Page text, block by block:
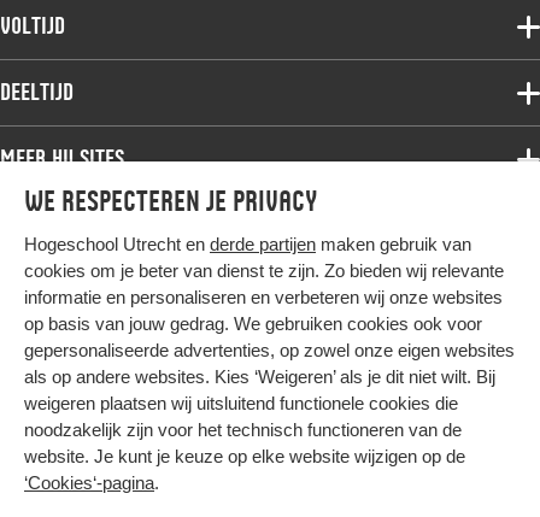
We respecteren je privacy
Hogeschool Utrecht en derde partijen maken gebruik van
cookies om je beter van dienst te zijn. Zo bieden wij relevante
informatie en personaliseren en verbeteren wij onze websites
op basis van jouw gedrag. We gebruiken cookies ook voor
gepersonaliseerde advertenties, op zowel onze eigen websites
als op andere websites. Kies ‘Weigeren’ als je dit niet wilt. Bij
weigeren plaatsen wij uitsluitend functionele cookies die
noodzakelijk zijn voor het technisch functioneren van de
website. Je kunt je keuze op elke website wijzigen op de
‘Cookies‘-pagina.
Voltijdopleidingen
Deeltijdopleidingen
Onderzoek
Werken bij de HU
Contact
Voltijd
Associate degree
Bachelor
Master
Studiekeuze voltijd
Deeltijd
Associate degree
Bachelor
Master
Post-master
Studiekeuze deeltijd
Meer HU sites
HU International
HU Bibliotheek
HU Ontwikkelt
Duurzame HU
Intranet
Trajectum
Hier komt alles samen
Colofon
Privacy
Cookies